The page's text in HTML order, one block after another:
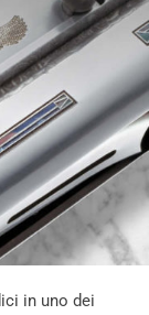
in uno dei